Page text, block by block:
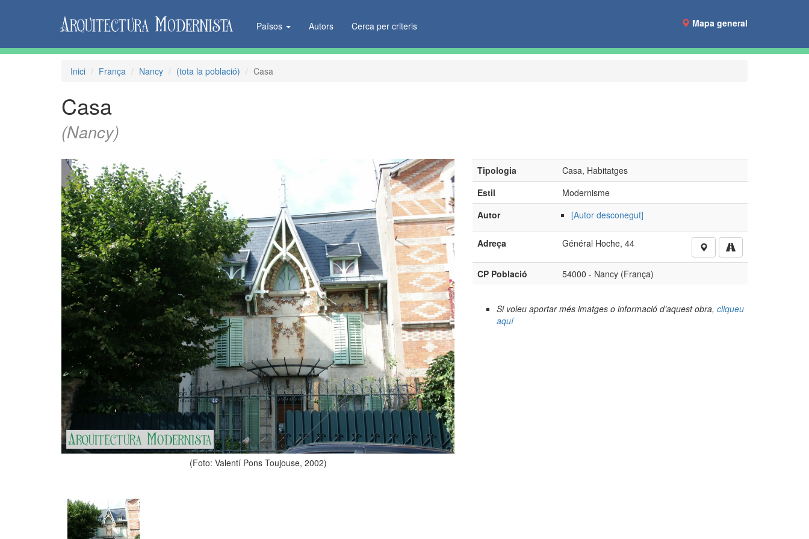
Països Autors Cerca per criteris Mapa general
Inici França Nancy (tota la població) Casa
Casa
(Nancy)
(Foto: Valentí Pons Toujouse, 2002)
Tipologia
Casa, Habitatges
Estil
Modernisme
Autor
[Autor desconegut]
Adreça Général Hoche, 44
CP Població 54000 - Nancy (França)
Si voleu aportar més imatges o informació d’aquest obra, cliqueu
aquí